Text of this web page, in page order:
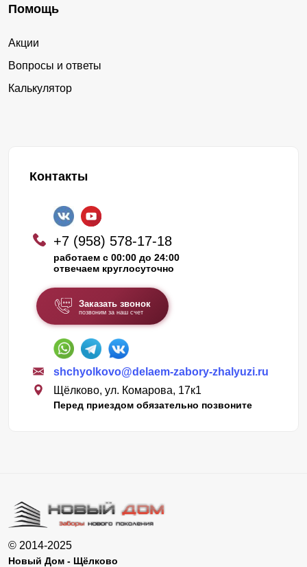
Помощь
Акции
Вопросы и ответы
Калькулятор
Контакты
+7 (958) 578-17-18
работаем с 00:00 до 24:00
отвечаем круглосуточно
Заказать звонок
позвоним за наш счет
shchyolkovo@delaem-zabory-zhalyuzi.ru
Щёлково, ул. Комарова, 17к1
Перед приездом обязательно позвоните
© 2014-2025
Новый Дом - Щёлково